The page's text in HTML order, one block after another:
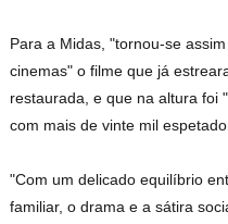
Para a Midas, "tornou-se
cinemas" o filme que já
restaurada, e que na altura foi
com mais de vinte mil
"Com um delicado equilíbrio
familiar, o drama e a sátira